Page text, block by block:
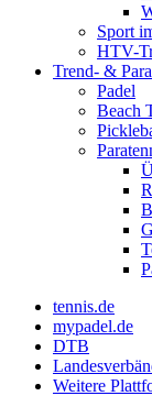
Sport
HTV-
Trend- &
Padel
Beach
tennis.de
mypadel.de
DTB
Weitere